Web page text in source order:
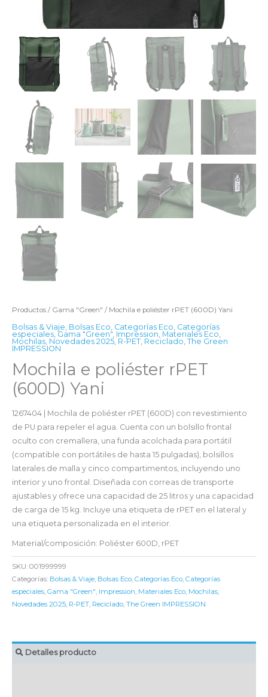
Productos / Gama "Green" / Mochila e poliéster rPET (600D) Yani
Bolsas & Viaje Bolsas Eco Categorías Eco Categorías
especiales ,Gama "Green" Impression Materiales Eco
Mochilas Novedades 2025 R-PET Reciclado The Green
IMPRESSION
Mochila e poliéster rPET
(600D) Yani
1267404 | Mochila de poliéster rPET (600D) con revestimiento
de PU para repeler el agua. Cuenta con un bolsillo frontal
oculto con cremallera, una funda acolchada para portátil
(compatible con portátiles de hasta 15 pulgadas), bolsillos
laterales de malla y cinco compartimentos, incluyendo uno
interior y uno frontal. Diseñada con correas de transporte
ajustables y ofrece una capacidad de 25 litros y una capacidad
de carga de 15 kg. Incluye una etiqueta de rPET en el lateral y
una etiqueta personalizada en el interior.
Material/composición: Poliéster 600D, rPET
SKU: 001999999
Categorías: Bolsas & Viaje, Bolsas Eco, Categorías Eco, Categorías
especiales, Gama "Green", Impression, Materiales Eco, Mochilas,
Novedades 2025, R-PET, Reciclado, The Green IMPRESSION
Detalles producto